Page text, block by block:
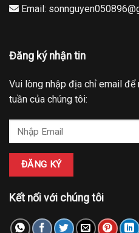
Email:
Đăng ký nhận tin
Vui lòng nhập địa chỉ email để
tuần của chúng tôi:
Kết nối với chúng tôi